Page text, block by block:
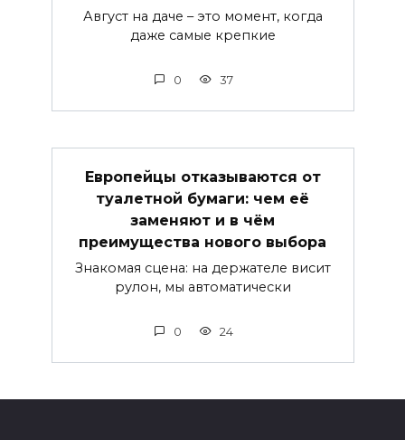
Август на даче – это момент, когда
даже самые крепкие
0 37
Европейцы отказываются от
туалетной бумаги: чем её
заменяют и в чём
преимущества нового выбора
Знакомая сцена: на держателе висит
рулон, мы автоматически
0 24